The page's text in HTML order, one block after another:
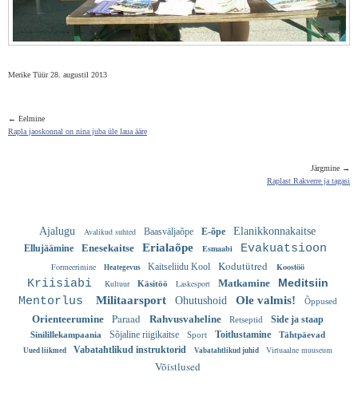
Merike Tüür 28. augustil 2013
← Eelmine
Rapla jaoskonnal on nina juba üle laua ääre
Järgmine →
Raplast Rakverre ja tagasi
Ajalugu Avalikud suhted Baasväljaõpe E-õpe Elanikkonnakaitse
Ellujäämine Enesekaitse Erialaõpe Esmaabi Evakuatsioon
Formeerimine Heategevus Kaitseliidu Kool Kodutütred Koostöö
Kriisiabi Kultuur Käsitöö Laskesport Matkamine Meditsiin
Mentorlus Militaarsport Ohutushoid Ole valmis! Õppused
Orienteerumine Paraad Rahvusvaheline Retseptid Side ja staap
Sinilillekampaania Sõjaline riigikaitse Sport Toitlustamine Tähtpäevad
Uued liikmed Vabatahtlikud instruktorid Vabatahtlikud juhid Virtuaalne muuseum
Võistlused